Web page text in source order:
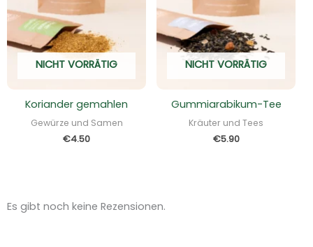
NICHT VORRÄTIG
Koriander gemahlen
Gewürze und Samen
€4.50
NICHT VORRÄTIG
Gummiarabikum-Tee
Kräuter und Tees
€5.90
Es gibt noch keine Rezensionen.